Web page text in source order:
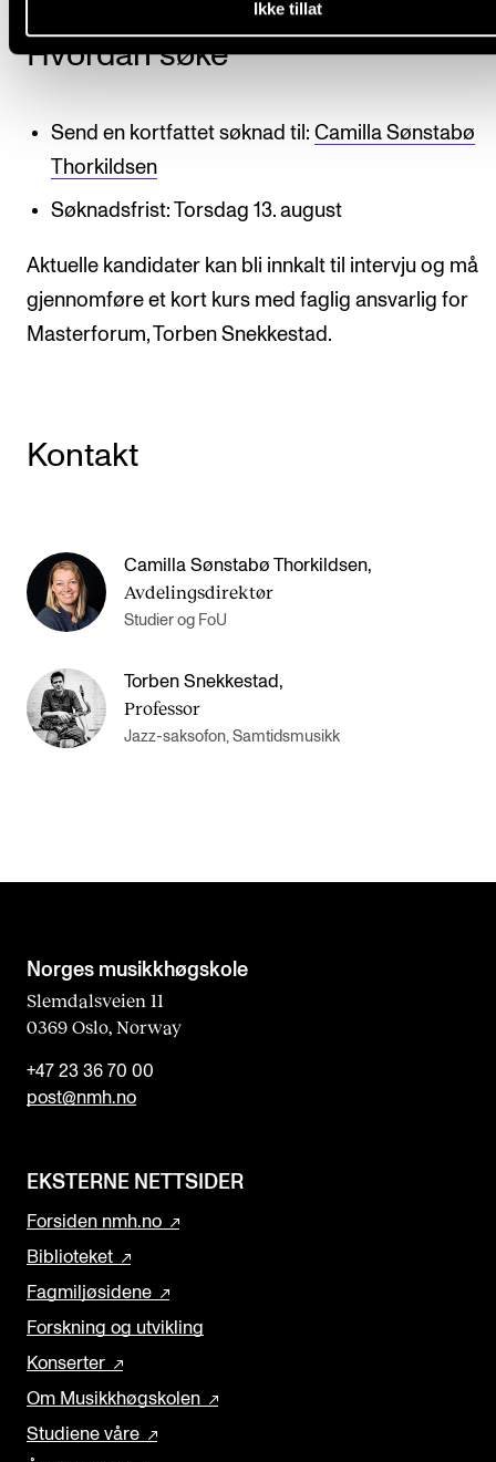
Ikke tillat
Hvordan søke
Send en kortfattet søknad til:Camilla Sønstabø
Thorkildsen
Søknadsfrist: Torsdag 13. august
Aktuelle kandidater kan bli innkalt til intervju og må
gjennomføre et kort kurs med faglig ansvarlig for
Masterforum, Torben Snekkestad.
Kontakt
Camilla Sønstabø Thorkildsen,
Avdelingsdirektør
Studier og FoU
Torben Snekkestad ,
Professor
Jazz-saksofon, Samtidsmusikk
Norges musikk­høgskole
Slemdalsveien 11
0369 Oslo, Norway
+47 23 36 70 00
post@nmh.no
EKSTERNE NETTSIDER
Forsiden nmh.no
Biblioteket
Fagmiljøsidene
Forskning og utvikling
Konserter
Om Musikkhøgskolen
Studiene våre